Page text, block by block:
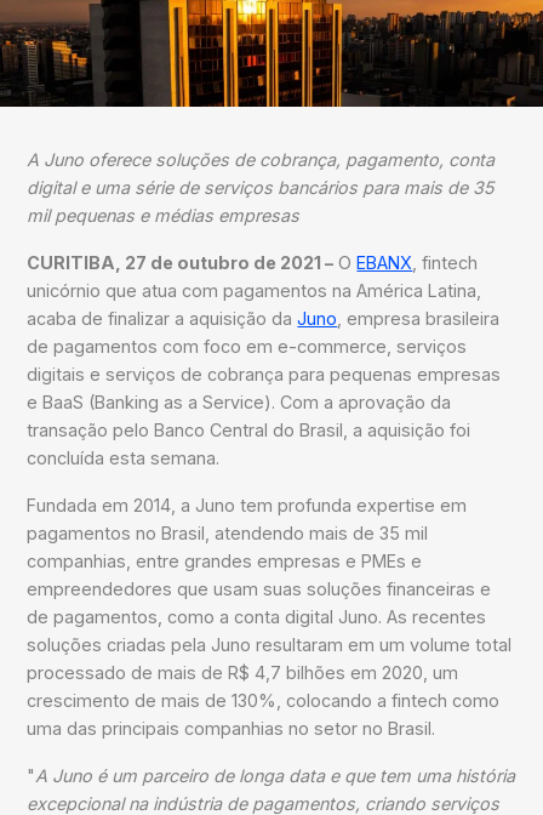
A Juno oferece soluções de cobrança, pagamento, conta
digital e uma série de serviços bancários para mais de 35
mil pequenas e médias empresas
CURITIBA, 27 de outubro de 2021– OEBANX , fintech
unicórnio que atua com pagamentos na América Latina,
acaba de finalizar a aquisição daJuno , empresa brasileira
de pagamentos com foco em e-commerce, serviços
digitais e serviços de cobrança para pequenas empresas
e BaaS (Banking as a Service). Com a aprovação da
transação pelo Banco Central do Brasil, a aquisição foi
concluída esta semana.
Fundada em 2014, a Juno tem profunda expertise em
pagamentos no Brasil, atendendo mais de 35 mil
companhias, entre grandes empresas e PMEs e
empreendedores que usam suas soluções financeiras e
de pagamentos, como a conta digital Juno. As recentes
soluções criadas pela Juno resultaram em um volume total
processado de mais de R$ 4,7 bilhões em 2020, um
crescimento de mais de 130%, colocando a fintech como
uma das principais companhias no setor no Brasil.
"A Juno é um parceiro de longa data e que tem uma história
excepcional na indústria de pagamentos, criando serviços